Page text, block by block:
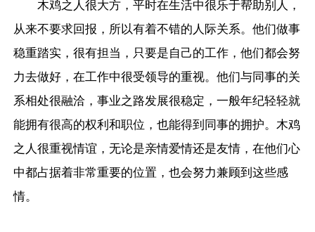
木鸡之人很大方，平时在生活中很乐于帮助别人，
从来不要求回报，所以有着不错的人际关系。他们做事
稳重踏实，很有担当，只要是自己的工作，他们都会努
力去做好，在工作中很受领导的重视。他们与同事的关
系相处很融洽，事业之路发展很稳定，一般年纪轻轻就
能拥有很高的权利和职位，也能得到同事的拥护。木鸡
之人很重视情谊，无论是亲情爱情还是友情，在他们心
中都占据着非常重要的位置，也会努力兼顾到这些感
情。